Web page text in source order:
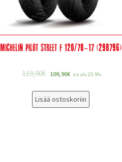
Michelin Pilot Street F 120/70-17 (298796)
119,90€ 109,90€ sis alv 25.5%
Lisää ostoskoriin